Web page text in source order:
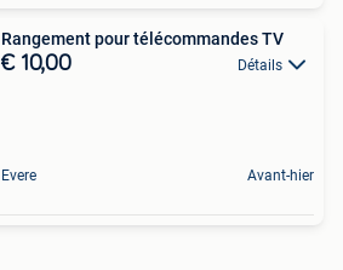
Rangement pour télécommandes TV
€ 10,00 Détails
Evere Avant-hier